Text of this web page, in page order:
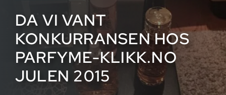
DA VI VANT
KONKURRANSEN HOS
PARFYME-KLIKK.NO
JULEN 2015